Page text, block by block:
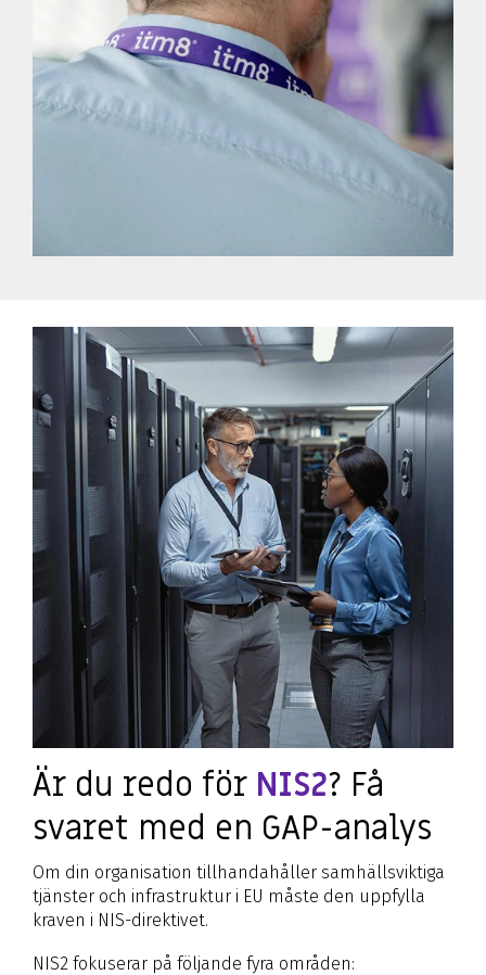
Är du redo för NIS2? Få
svaret med en GAP-analys
Om din organisation tillhandahåller samhällsviktiga
tjänster och infrastruktur i EU måste den uppfylla
kraven i NIS-direktivet.
NIS2 fokuserar på följande fyra områden: